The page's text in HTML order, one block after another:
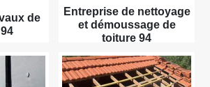
de
Entreprise de nettoyage
et démoussage de
toiture 94